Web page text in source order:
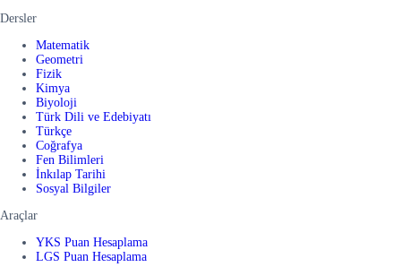
Dersler
Matematik
Geometri
Fizik
Kimya
Biyoloji
Türk Dili ve Edebiyatı
Türkçe
Coğrafya
Fen Bilimleri
İnkılap Tarihi
Sosyal Bilgiler
Araçlar
YKS Puan Hesaplama
LGS Puan Hesaplama